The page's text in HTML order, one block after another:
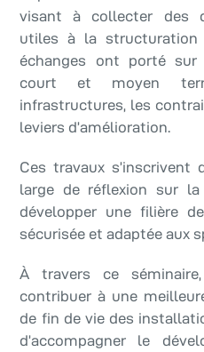
visant à collecter des
utiles à la structuration
échanges ont porté
court et moyen
infrastructures, les
leviers d’amélioration.
Ces travaux s’inscrivent
large de réflexion sur
développer une filière
sécurisée et adaptée aux
À travers ce séminaire,
contribuer à une
de fin de vie des
d’accompagner le